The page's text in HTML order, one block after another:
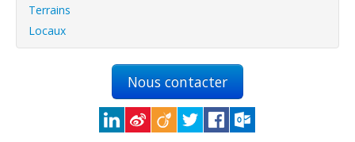
Terrains
Locaux
Nous contacter